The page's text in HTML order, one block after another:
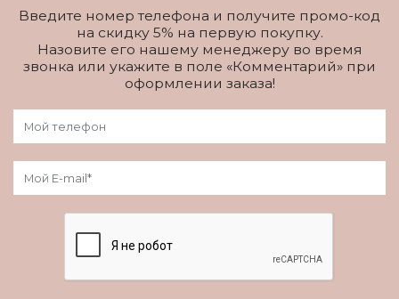
Введите номер телефона и получите промо-код
на скидку 5% на первую покупку.
Назовите его нашему менеджеру во время
звонка или укажите в поле «Комментарий» при
оформлении заказа!